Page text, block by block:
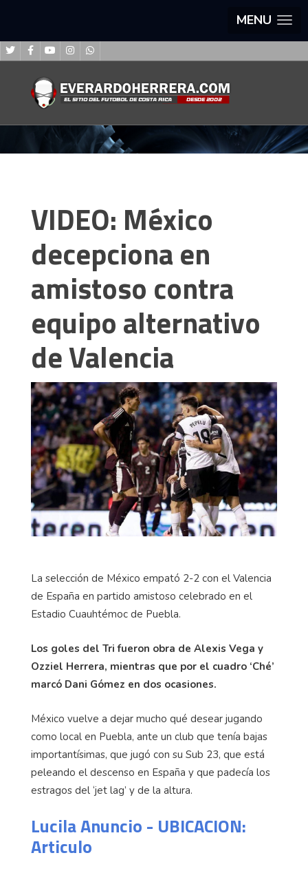
MENU
VIDEO: México
decepciona en
amistoso contra
equipo alternativo
de Valencia
La selección de México empató 2-2 con el Valencia
de España en partido amistoso celebrado en el
Estadio Cuauhtémoc de Puebla.
Los goles del Tri fueron obra de Alexis Vega y
Ozziel Herrera, mientras que por el cuadro ‘Ché’
marcó Dani Gómez en dos ocasiones.
México vuelve a dejar mucho qué desear jugando
como local en Puebla, ante un club que tenía bajas
importantísimas, que jugó con su Sub 23, que está
peleando el descenso en España y que padecía los
estragos del ‘jet lag’ y de la altura.
Lucila Anuncio - UBICACION:
Articulo